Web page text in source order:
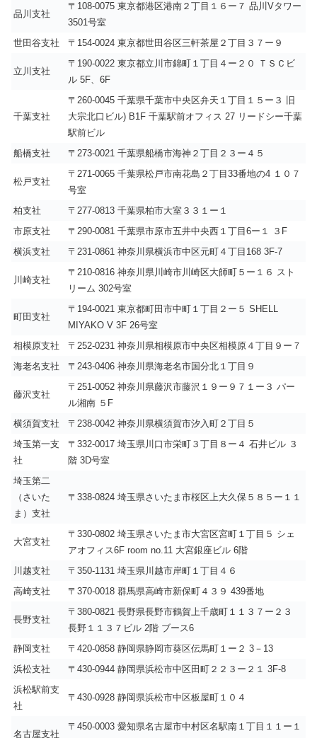
品川支社
〒108-0075 東京都港区港南２丁目１６ー７ 品川Vタワー
3501号室
世田谷支社
〒154-0024 東京都世田谷区三軒茶屋２丁目３７ー９
立川支社
〒190-0022 東京都立川市錦町１丁目４ー２０ ＴＳＣビ
ル 5F、6F
千葉支社
〒260-0045 千葉県千葉市中央区弁天１丁目１５ー３ 旧
大宗北口ビル) B1F 千葉駅前オフィス 27 リードシー千葉
駅前ビル
船橋支社
〒273-0021 千葉県船橋市海神２丁目２３ー４５
松戸支社
〒271-0065 千葉県松戸市南花島２丁目33番地の4 １０７
号室
柏支社
〒277-0813 千葉県柏市大室３３１ー１
市原支社
〒290-0081 千葉県市原市五井中央西１丁目6ー１ ３F
横浜支社
〒231-0861 神奈川県横浜市中区元町４丁目168 3F-7
川崎支社
〒210-0816 神奈川県川崎市川崎区大師町５ー１６ スト
リーム 302号室
町田支社
〒194-0021 東京都町田市中町１丁目２ー５ SHELL
MIYAKO V 3F 26号室
相模原支社
〒252-0231 神奈川県相模原市中央区相模原４丁目９ー７
海老名支社
〒243-0406 神奈川県海老名市国分北１丁目９
藤沢支社
〒251-0052 神奈川県藤沢市藤沢１９ー９７１ー３ パー
ル湘南 ５F
横須賀支社
〒238-0042 神奈川県横須賀市汐入町２丁目５
埼玉第一支
社
〒332-0017 埼玉県川口市栄町３丁目８ー４ 石井ビル ３
階 3D号室
埼玉第二
（さいた
ま）支社
〒338-0824 埼玉県さいたま市桜区上大久保５８５ー１１
大宮支社
〒330-0802 埼玉県さいたま市大宮区宮町１丁目５ シェ
アオフィス6F room no.11 大宮銀座ビル 6階
川越支社
〒350-1131 埼玉県川越市岸町１丁目４６
高崎支社
〒370-0018 群馬県高崎市新保町４３９ 439番地
長野支社
〒380-0821 長野県長野市鶴賀上千歳町１１３７ー２３
長野１１３７ビル 2階 ブース6
静岡支社
〒420-0858 静岡県静岡市葵区伝馬町１ー２ 3－13
浜松支社
〒430-0944 静岡県浜松市中区田町２２３ー２１ 3F-8
浜松駅前支
社
〒430-0928 静岡県浜松市中区板屋町１０４
名古屋支社
〒450-0003 愛知県名古屋市中村区名駅南１丁目１１ー１